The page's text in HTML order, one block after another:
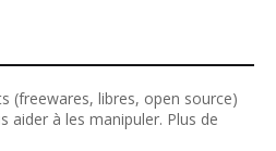
(freewares, libres, open source)
aider à les manipuler. Plus de